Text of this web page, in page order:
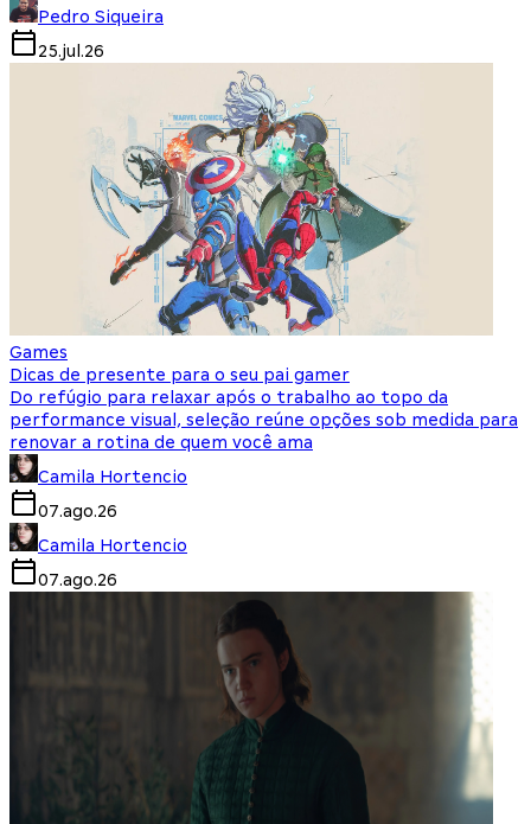
Pedro Siqueira
25.jul.26
Games
Dicas de presente para o seu pai gamer
Do refúgio para relaxar após o trabalho ao topo da
performance visual, seleção reúne opções sob medida para
renovar a rotina de quem você ama
Camila Hortencio
07.ago.26
Camila Hortencio
07.ago.26